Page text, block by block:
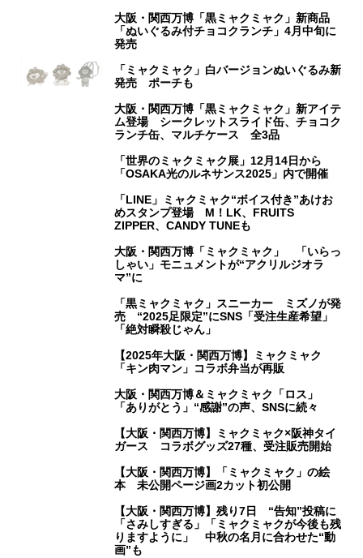
大阪・関西万博「黒ミャクミャク」新商品
「ぬいぐるみ付チョコクランチ」4月中旬に
発売
「ミャクミャク」白バージョンぬいぐるみ新
発売 ポーチも
大阪・関西万博「黒ミャクミャク」新アイテ
ム登場 シークレットスライド缶、チョコク
ランチ缶、マルチケース 全3品
「世界のミャクミャク展」12月14日から
「OSAKA光のルネサンス2025」内で開催
「LINE」ミャクミャク“ボイス付き”あけお
めスタンプ登場 M！LK、FRUITS
ZIPPER、CANDY TUNEも
大阪・関西万博「ミャクミャク」 「いらっ
しゃい」モニュメントが“アクリルジオラ
マ”に
「黒ミャクミャク」スニーカー ミズノが発
売 “2025足限定”にSNS「受注生産希望」
「絶対瞬殺じゃん」
【2025年大阪・関西万博】ミャクミャク
「キン肉マン」コラボ弁当が再販
大阪・関西万博＆ミャクミャク「ロス」
「ありがとう」“感謝”の声、SNSに続々
【大阪・関西万博】ミャクミャク×阪神タイ
ガース コラボグッズ27種、受注販売開始
【大阪・関西万博】「ミャクミャク」の絵
本 未公開ページ画2カット初公開
【大阪・関西万博】残り7日 “告知”投稿に
「さみしすぎる」「ミャクミャクが今後も残
りますように」 中秋の名月に合わせた“動
画”も